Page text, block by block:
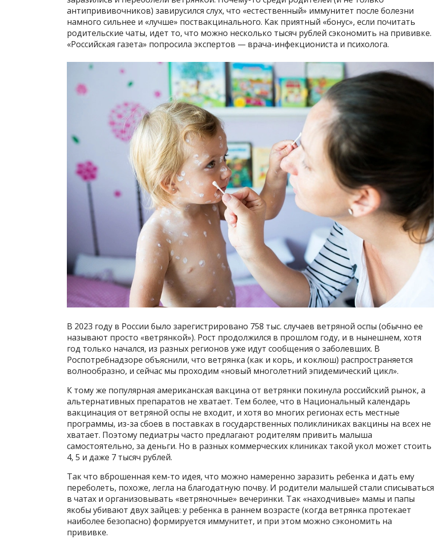
антипрививочников) завирусился слух, что «естественный» иммунитет после болезни
намного сильнее и «лучше» поствакцинального. Как приятный «бонус», если почитать
родительские чаты, идет то, что можно несколько тысяч рублей сэкономить на прививке.
«Российская газета» попросила экспертов — врача-инфекциониста и психолога.
В 2023 году в России было зарегистрировано 758 тыс. случаев ветряной оспы (обычно ее
называют просто «ветрянкой»). Рост продолжился в прошлом году, и в нынешнем, хотя
год только начался, из разных регионов уже идут сообщения о заболевших. В
Роспотребнадзоре объяснили, что ветрянка (как и корь, и коклюш) распространяется
волнообразно, и сейчас мы проходим «новый многолетний эпидемический цикл».
К тому же популярная американская вакцина от ветрянки покинула российский рынок, а
альтернативных препаратов не хватает. Тем более, что в Национальный календарь
вакцинация от ветряной оспы не входит, и хотя во многих регионах есть местные
программы, из-за сбоев в поставках в государственных поликлиниках вакцины на всех не
хватает. Поэтому педиатры часто предлагают родителям привить малыша
самостоятельно, за деньги. Но в разных коммерческих клиниках такой укол может стоить
4, 5 и даже 7 тысяч рублей.
Так что вброшенная кем-то идея, что можно намеренно заразить ребенка и дать ему
переболеть, похоже, легла на благодатную почву. И родители малышей стали списываться
в чатах и организовывать «ветряночные» вечеринки. Так «находчивые» мамы и папы
якобы убивают двух зайцев: у ребенка в раннем возрасте (когда ветрянка протекает
наиболее безопасно) формируется иммунитет, и при этом можно сэкономить на
прививке.